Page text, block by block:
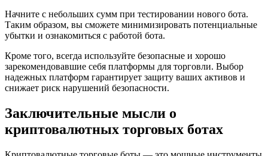
Начните с небольших сумм при тестировании нового бота.
Таким образом, вы сможете минимизировать потенциальные
убытки и ознакомиться с работой бота.
Кроме того, всегда используйте безопасные и хорошо
зарекомендовавшие себя платформы для торговли. Выбор
надежных платформ гарантирует защиту ваших активов и
снижает риск нарушений безопасности.
Заключительные мысли о
криптовалютных торговых ботах